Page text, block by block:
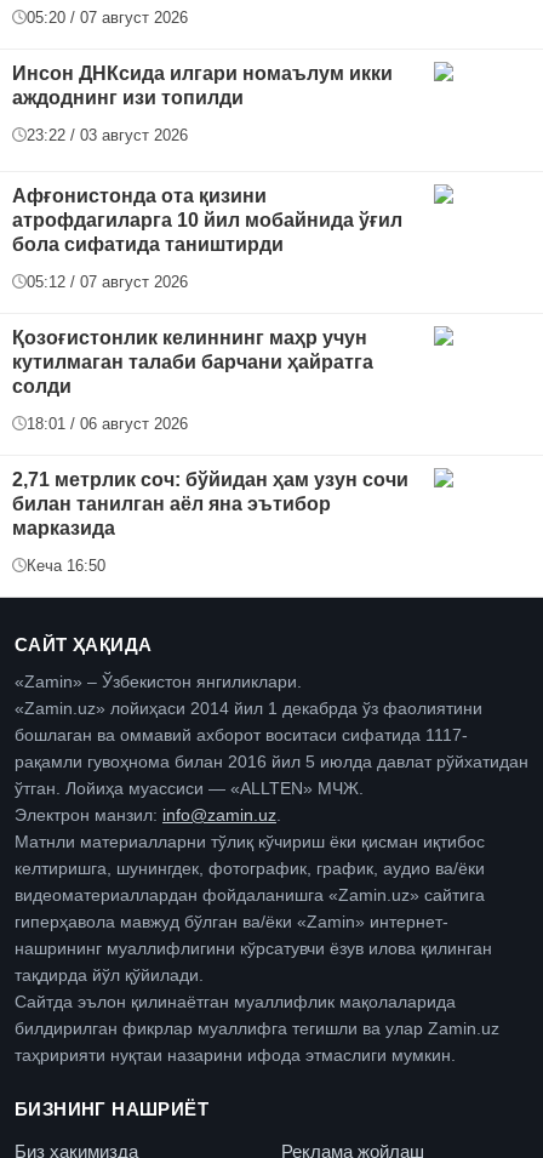
05:20 / 07 август 2026
Инсон ДНКсида илгари номаълум икки
аждоднинг изи топилди
23:22 / 03 август 2026
Афғонистонда ота қизини
атрофдагиларга 10 йил мобайнида ўғил
бола сифатида таништирди
05:12 / 07 август 2026
Қозоғистонлик келиннинг маҳр учун
кутилмаган талаби барчани ҳайратга
солди
18:01 / 06 август 2026
2,71 метрлик соч: бўйидан ҳам узун сочи
билан танилган аёл яна эътибор
марказида
Кеча 16:50
САЙТ ҲАҚИДА
«Zamin» – Ўзбекистон янгиликлари.
«Zamin.uz» лойиҳаси 2014 йил 1 декабрда ўз фаолиятини
бошлаган ва оммавий ахборот воситаси сифатида 1117-
рақамли гувоҳнома билан 2016 йил 5 июлда давлат рўйхатидан
ўтган. Лойиҳа муассиси — «ALLTEN» МЧЖ.
Электрон манзил: info@zamin.uz
Матнли материалларни тўлиқ кўчириш ёки қисман иқтибос
келтиришга, шунингдек, фотографик, график, аудио ва/ёки
видеоматериаллардан фойдаланишга «Zamin.uz» сайтига
гиперҳавола мавжуд бўлган ва/ёки «Zamin» интернет-
нашрининг муаллифлигини кўрсатувчи ёзув илова қилинган
тақдирда йўл қўйилади.
Сайтда эълон қилинаётган муаллифлик мақолаларида
билдирилган фикрлар муаллифга тегишли ва улар Zamin.uz
таҳририяти нуқтаи назарини ифода этмаслиги мумкин.
БИЗНИНГ НАШРИЁТ
Биз ҳақимизда Реклама жойлаш